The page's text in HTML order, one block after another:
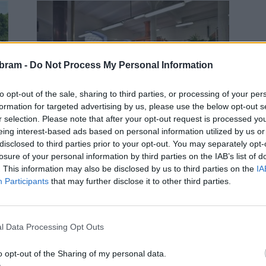
- Do Not Process My Personal Information
opt-out of the sale, sharing to third parties, or processing of your
for targeted advertising by us, please use the below opt-out
selection. Please note that after your opt-out request is processed
interest-based ads based on personal information utilized by us
to third parties prior to your opt-out. You may separately
of your personal information by third parties on the IAB’s list of
This information may also be disclosed by us to third parties on the
Participants that may further disclose it to other third parties.
Data Processing Opt Outs
opt-out of the Sharing of my personal data.
0
Sedlčansko
Zaměstnaci pivovaru Vysoký
Chlumec mu vystavili parte na
rozloučenou
Radek Ctibor - 18. 3. 2021 0
VYSOKÝ CHLUMEC - Po 555 letech končí ve Vysokém
Chlumci na Sedlčansku vaření piva. Tuto informaci